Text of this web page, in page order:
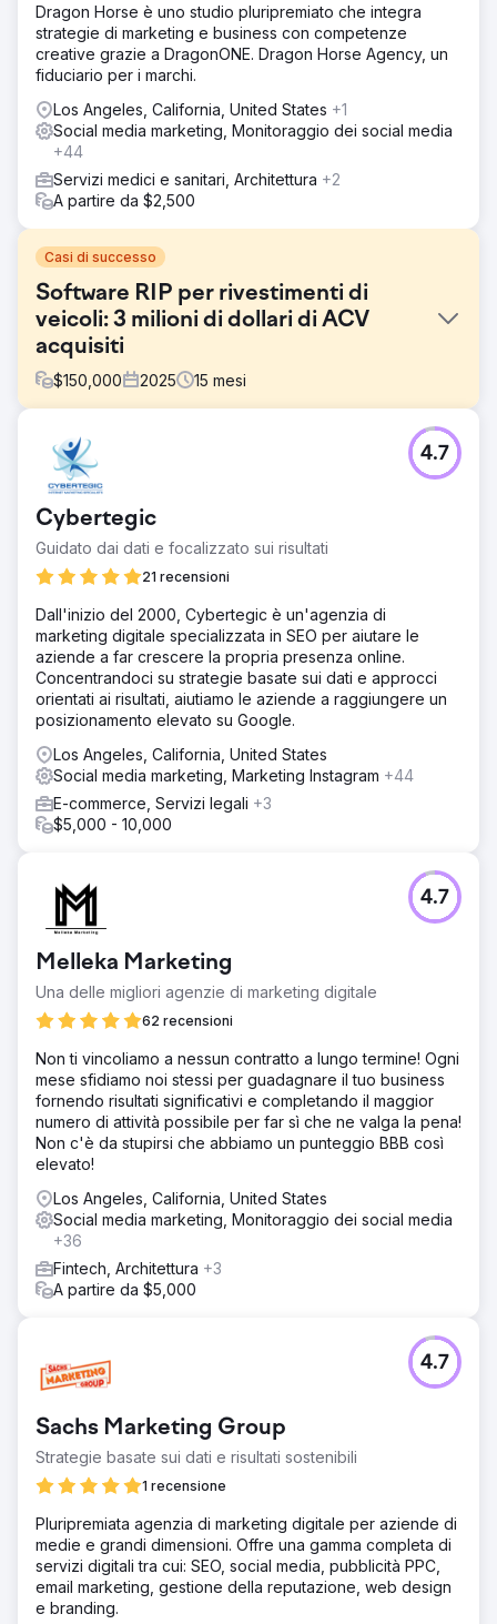
Dragon Horse è uno studio pluripremiato che integra
strategie di marketing e business con competenze
creative grazie a DragonONE. Dragon Horse Agency, un
fiduciario per i marchi.
Los Angeles, California, United States +1
Social media marketing, Monitoraggio dei social media
+44
Servizi medici e sanitari, Architettura +2
A partire da $2,500
Casi di successo
Software RIP per rivestimenti di
veicoli: 3 milioni di dollari di ACV
acquisiti
$150,000 2025 15 mesi
Sfida
La maggior parte delle officine di car wrapping non
conosce il software RIP e i potenziali risparmi in termini di
tempo e costi. Questo rende difficile raggiungere nuovi
clienti B2B (officine di veicoli) al di fuori delle conferenze.
All'interno delle conferenze, l'esposizione all'intero
mercato è limitata. Il cliente aveva bisogno di un modo
affidabile per pubblicizzare il proprio target di clienti.
Puntare solo alle parole chiave nella parte inferiore del
funnel non sarebbe stato sufficiente per generare
volume. E nella parte superiore del funnel, è probabile
che le parole chiave abbiano un volume basso.
Soluzione
IOI ha adottato un approccio basato sul ciclo di vita del
cliente. Abbiamo analizzato i problemi che le officine di
car wrapping dovevano affrontare e cosa avrebbero
potuto cercare in quella situazione. Abbiamo sviluppato
una strategia di marketing orientata alla consapevolezza
del prodotto, partendo da una conoscenza totale e
combinato Google Ads con contenuti SEO, coprendo
strategicamente parole chiave a basso volume,
pubblicando oltre 120 pagine in stile advertorial.
Utilizzando Google Ads, abbiamo pubblicato annunci di
contenuti dinamici per garantire la massima copertura del
funnel.
Risultato
Hanno quintuplicato i loro lead rispetto a quelli che
normalmente vedono a una conferenza. Il loro team di
vendita ha iniziato a gestire le relazioni e, dopo 2-3 mesi,
ha concluso accordi con un valore di mercato (ACV)
elevato per il loro software. Nei primi 15 mesi, con questo
approccio, abbiamo aggiunto 3 milioni di dollari in ACV
Vai alla pagina agenzia
Cybertegic
Guidato dai dati e focalizzato sui risultati
21 recensioni
4.7
Dall'inizio del 2000, Cybertegic è un'agenzia di
marketing digitale specializzata in SEO per aiutare le
aziende a far crescere la propria presenza online.
Concentrandoci su strategie basate sui dati e approcci
orientati ai risultati, aiutiamo le aziende a raggiungere un
posizionamento elevato su Google.
Los Angeles, California, United States
Social media marketing, Marketing Instagram +44
E-commerce, Servizi legali +3
$5,000 - 10,000
Melleka Marketing
Una delle migliori agenzie di marketing digitale
62 recensioni
4.7
Non ti vincoliamo a nessun contratto a lungo termine! Ogni
mese sfidiamo noi stessi per guadagnare il tuo business
fornendo risultati significativi e completando il maggior
numero di attività possibile per far sì che ne valga la pena!
Non c'è da stupirsi che abbiamo un punteggio BBB così
elevato!
Los Angeles, California, United States
Social media marketing, Monitoraggio dei social media
+36
Fintech, Architettura +3
A partire da $5,000
Sachs Marketing Group
Strategie basate sui dati e risultati sostenibili
1 recensione
4.7
Pluripremiata agenzia di marketing digitale per aziende di
medie e grandi dimensioni. Offre una gamma completa di
servizi digitali tra cui: SEO, social media, pubblicità PPC,
email marketing, gestione della reputazione, web design
e branding.